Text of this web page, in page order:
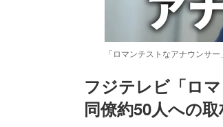
「ロマンチストなアナウンサ
フジテレビ「ロ
同僚約50人への